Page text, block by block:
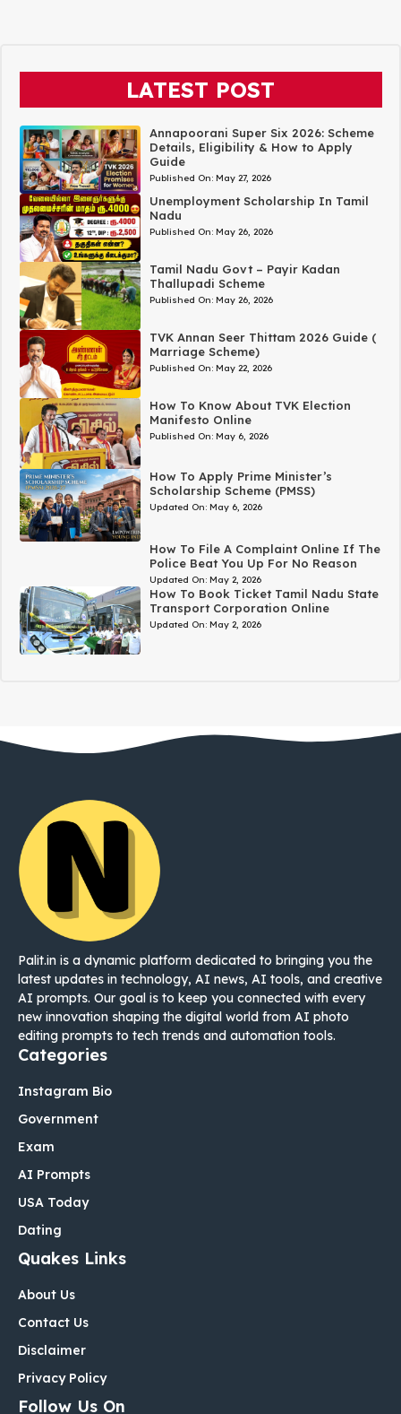
LATEST POST
Annapoorani Super Six 2026: Scheme
Details, Eligibility & How to Apply
Guide
Published On: May 27, 2026
Unemployment Scholarship In Tamil
Nadu
Published On: May 26, 2026
Tamil Nadu Govt – Payir Kadan
Thallupadi Scheme
Published On: May 26, 2026
TVK Annan Seer Thittam 2026 Guide (
Marriage Scheme)
Published On: May 22, 2026
How To Know About TVK Election
Manifesto Online
Published On: May 6, 2026
How To Apply Prime Minister’s
Scholarship Scheme (PMSS)
Updated On: May 6, 2026
How To File A Complaint Online If The
Police Beat You Up For No Reason
Updated On: May 2, 2026
How To Book Ticket Tamil Nadu State
Transport Corporation Online
Updated On: May 2, 2026
Palit.in is a dynamic platform dedicated to bringing you the
latest updates in technology, AI news, AI tools, and creative
AI prompts. Our goal is to keep you connected with every
new innovation shaping the digital world from AI photo
editing prompts to tech trends and automation tools.
Categories
Instagram Bio
Government
Exam
AI Prompts
USA Today
Dating
Quakes Links
About Us
Contact Us
Disclaimer
Privacy Policy
Follow Us On